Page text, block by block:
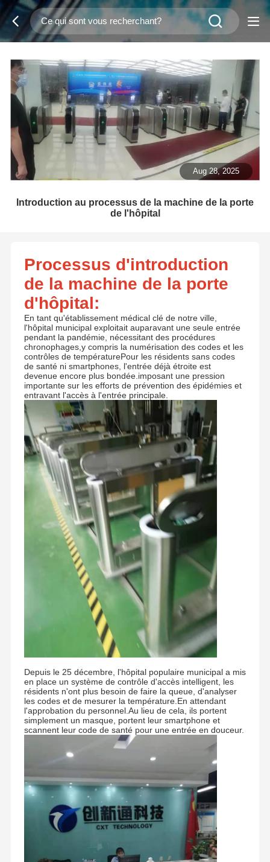
Aug 28, 2025
Introduction au processus de la machine de la porte
de l'hôpital
Processus d'introduction
de la machine de la porte
d'hôpital:
En tant qu'établissement médical clé de notre ville,
l'hôpital municipal exploitait auparavant une seule entrée
pendant la pandémie, nécessitant des procédures
chronophages,y compris la numérisation des codes et les
contrôles de températurePour les résidents sans codes
de santé ni smartphones, l'entrée déjà étroite est
devenue encore plus bondée.imposant une pression
importante sur les efforts de prévention des épidémies et
entravant l'accès à l'entrée principale.
Depuis le 25 décembre, l'hôpital populaire municipal a mis
en place un système de contrôle d'accès intelligent, les
résidents n'ont plus besoin de faire la queue, d'analyser
les codes et de mesurer la température.En attendant
l'approbation du personnel.Au lieu de cela, ils portent
simplement un masque, portent leur smartphone et
scannent leur code de santé pour une entrée en douceur.